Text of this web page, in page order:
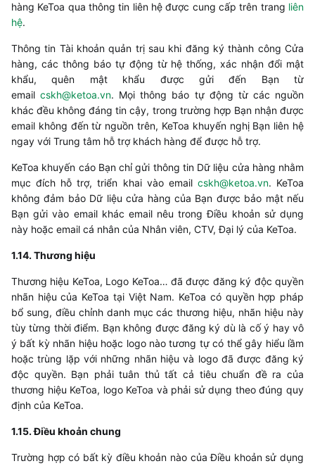
hàng KeToa qua thông tin liên hệ được cung cấp trên trang liên
hệ.
Thông tin Tài khoản quản trị sau khi đăng ký thành công Cửa
hàng, các thông báo tự động từ hệ thống, xác nhận đổi mật
khẩu, quên mật khẩu được gửi đến Bạn từ
emailcskh@ketoa.vn. Mọi thông báo tự động từ các nguồn
khác đều không đáng tin cậy, trong trường hợp Bạn nhận được
email không đến từ nguồn trên, KeToa khuyến nghị Bạn liên hệ
ngay với Trung tâm hỗ trợ khách hàng để được hỗ trợ.
KeToa khuyến cáo Bạn chỉ gửi thông tin Dữ liệu cửa hàng nhằm
mục đích hỗ trợ, triển khai vào email cskh@ketoa.vn. KeToa
không đảm bảo Dữ liệu cửa hàng của Bạn được bảo mật nếu
Bạn gửi vào email khác email nêu trong Điều khoản sử dụng
này hoặc email cá nhân của Nhân viên, CTV, Đại lý của KeToa.
​1.14. Thương hiệu
Thương hiệu KeToa, Logo KeToa… đã được đăng ký độc quyền
nhãn hiệu của KeToa tại Việt Nam. KeToa có quyền hợp pháp
bổ sung, điều chỉnh danh mục các thương hiệu, nhãn hiệu này
tùy từng thời điểm. Bạn không được đăng ký dù là cố ý hay vô
ý bất kỳ nhãn hiệu hoặc logo nào tương tự có thể gây hiểu lầm
hoặc trùng lặp với những nhãn hiệu và logo đã được đăng ký
độc quyền. Bạn phải tuân thủ tất cả tiêu chuẩn đề ra của
thương hiệu KeToa, logo KeToa và phải sử dụng theo đúng quy
định của KeToa.
​1.15. Điều khoản chung
Trường hợp có bất kỳ điều khoản nào của Điều khoản sử dụng